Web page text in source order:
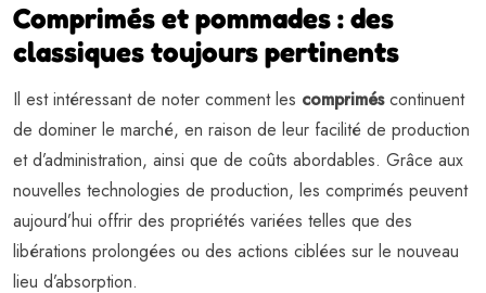
Comprimés et pommades : des
classiques toujours pertinents
Il est intéressant de noter comment les compriméscontinuent
de dominer le marché, en raison de leur facilité de production
et d’administration, ainsi que de coûts abordables. Grâce aux
nouvelles technologies de production, les comprimés peuvent
aujourd’hui offrir des propriétés variées telles que des
libérations prolongées ou des actions ciblées sur le nouveau
lieu d’absorption.